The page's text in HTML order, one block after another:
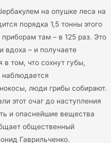
на опушке леса на
порядка 1,5 тонны этого
там – в 125 раз. Это
вдоха – и получаете
в том, что сохнут губы,
наблюдается
люди грибы собирают.
этот очаг до наступления
и опаснейшие вещества
общественный
Гаврильченко.